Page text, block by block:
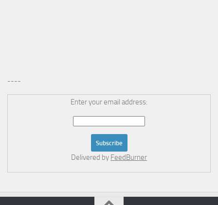
----
Enter your email address:
Delivered by FeedBurner